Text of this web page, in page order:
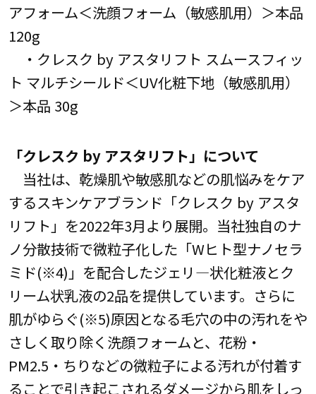
アフォーム＜洗顔フォーム（敏感肌用）＞本品
120g
・クレスク by アスタリフト スムースフィッ
ト マルチシールド＜UV化粧下地（敏感肌用）
＞本品 30g
「クレスク by アスタリフト」について
当社は、乾燥肌や敏感肌などの肌悩みをケア
するスキンケアブランド「クレスク by アスタ
リフト」を2022年3月より展開。当社独自のナ
ノ分散技術で微粒子化した「Wヒト型ナノセラ
ミド(※4)」を配合したジェリ―状化粧液とク
リーム状乳液の2品を提供しています。さらに
肌がゆらぐ(※5)原因となる毛穴の中の汚れをや
さしく取り除く洗顔フォームと、花粉・
PM2.5・ちりなどの微粒子による汚れが付着す
ることで引き起こされるダメージから肌をしっ